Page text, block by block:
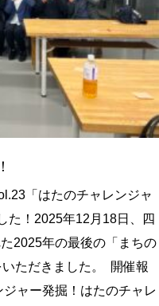
「はたのチャレンジャ
た！2025年12月18日、四
2025年の最後の「まちの
ただきました。 開催報
ャー発掘！はたのチャレ